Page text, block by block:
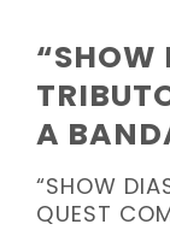
“SHOW
A
“SHOW
QUEST